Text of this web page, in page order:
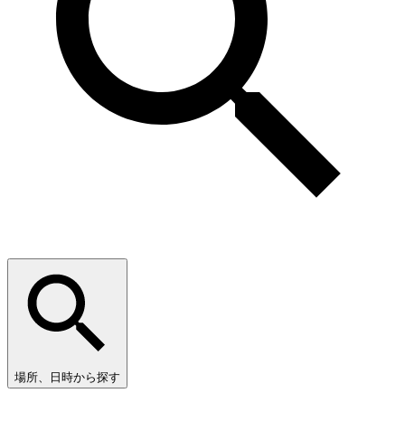
場所、日時から探す